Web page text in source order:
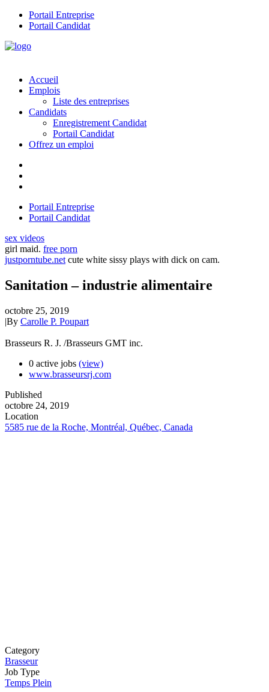
Portail Entreprise
Portail Candidat
Accueil
Emplois
Liste des entreprises
Candidats
Enregistrement Candidat
Portail Candidat
Offrez un emploi
Portail Entreprise
Portail Candidat
sex videos
girl maid. free porn
justporntube.net cute white sissy plays with dick on cam.
Sanitation – industrie alimentaire
octobre 25, 2019
|By Carolle P. Poupart
Brasseurs R. J. /Brasseurs GMT inc.
0 active jobs (view)
www.brasseursrj.com
Published
octobre 24, 2019
Location
5585 rue de la Roche, Montréal, Québec, Canada
Category
Brasseur
Job Type
Temps Plein